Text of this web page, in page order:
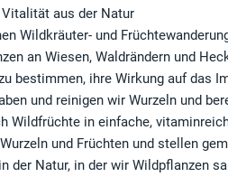
Vitalität aus der Natur
Wildkräuter‑ und
an Wiesen, Waldrändern und
bestimmen, ihre Wirkung auf das
und reinigen wir Wurzeln und
Wildfrüchte in einfache,
und Früchten und stellen
der Natur, in der wir Wildpflanzen